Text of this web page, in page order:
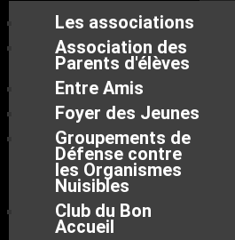
Les associations
Association des
Parents d'élèves
Entre Amis
Foyer des Jeunes
Groupements de
Défense contre
les Organismes
Nuisibles
Club du Bon
Accueil